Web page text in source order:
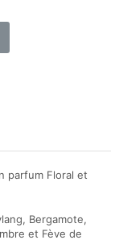
parfum Floral et
Bergamote,
et Fève de